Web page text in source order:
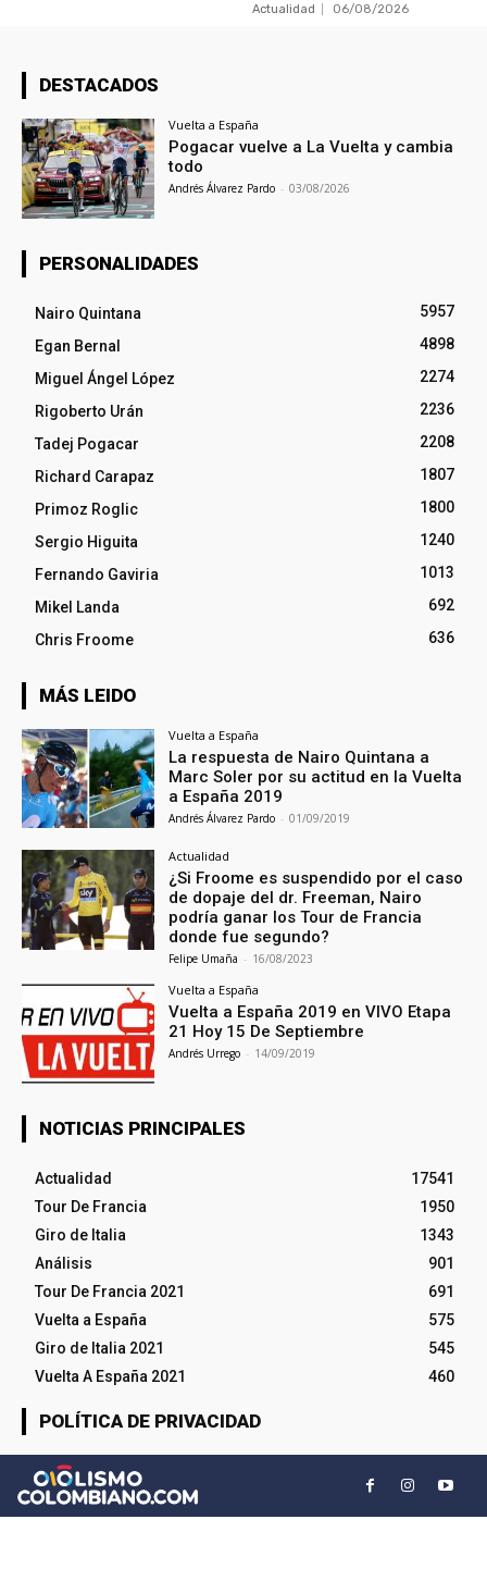
Actualidad 06/08/2026
DESTACADOS
Vuelta a España
Pogacar vuelve a La Vuelta y cambia
todo
Andrés Álvarez Pardo - 03/08/2026
PERSONALIDADES
Nairo Quintana
5957
Egan Bernal
4898
Miguel Ángel López
2274
Rigoberto Urán
2236
Tadej Pogacar
2208
Richard Carapaz
1807
Primoz Roglic
1800
Sergio Higuita
1240
Fernando Gaviria
1013
Mikel Landa
692
Chris Froome
636
MÁS LEIDO
Vuelta a España
La respuesta de Nairo Quintana a
Marc Soler por su actitud en la Vuelta
a España 2019
Andrés Álvarez Pardo - 01/09/2019
Actualidad
¿Si Froome es suspendido por el caso
de dopaje del dr. Freeman, Nairo
podría ganar los Tour de Francia
donde fue segundo?
Felipe Umaña - 16/08/2023
Vuelta a España
Vuelta a España 2019 en VIVO Etapa
21 Hoy 15 De Septiembre
Andrés Urrego - 14/09/2019
NOTICIAS PRINCIPALES
Actualidad
17541
Tour De Francia
1950
Giro de Italia
1343
Análisis
901
Tour De Francia 2021
691
Vuelta a España
575
Giro de Italia 2021
545
Vuelta A España 2021
460
POLÍTICA DE PRIVACIDAD